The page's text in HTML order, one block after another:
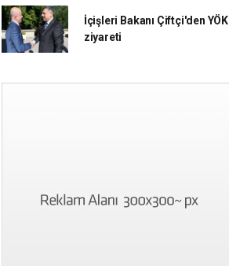
İçişleri Bakanı Çiftçi'den YÖK
ziyareti